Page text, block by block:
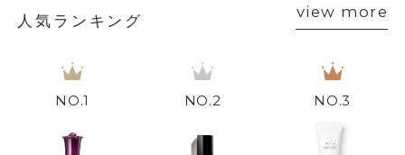
人気ランキング view more
1 2 3